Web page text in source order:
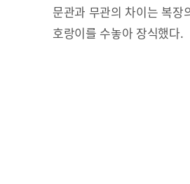
문관과 무관의 차이는 복장
호랑이를 수놓아 장식했다.